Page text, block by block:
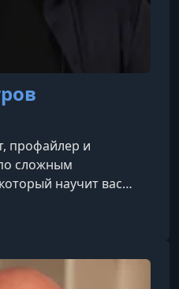
профайлер и
сложным
научит вас
лица и
взгляда.